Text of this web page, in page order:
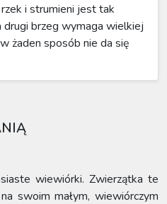
i strumieni jest tak
brzeg wymaga wielkiej
żaden sposób nie da się
wiewiórki. Zwierzątka te
swoim małym, wiewiórczym